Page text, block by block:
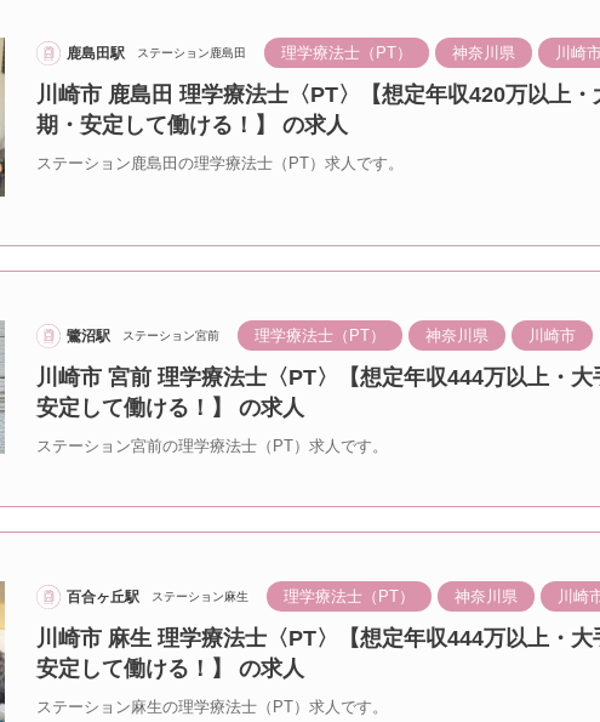
鹿島田駅 ステーション鹿島田 理学療法士（PT） 神奈川県 川崎
川崎市 鹿島田 理学療法士〈PT〉【想定年収420万以上
期・安定して働ける！】 の求人
ステーション鹿島田の理学療法士（PT）求人です。
鷺沼駅 ステーション宮前 理学療法士（PT） 神奈川県 川崎市
川崎市 宮前 理学療法士〈PT〉【想定年収444万以上・大
安定して働ける！】 の求人
ステーション宮前の理学療法士（PT）求人です。
百合ヶ丘駅 ステーション麻生 理学療法士（PT） 神奈川県 川崎
川崎市 麻生 理学療法士〈PT〉【想定年収444万以上・大
安定して働ける！】 の求人
ステーション麻生の理学療法士（PT）求人です。